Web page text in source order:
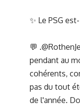
✨ Le PSG
💬 .
pendant au
cohérents,
pas du tout
de l'année.